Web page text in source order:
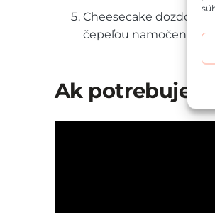
Cheesecake
čepeľou namočenou v
Ak